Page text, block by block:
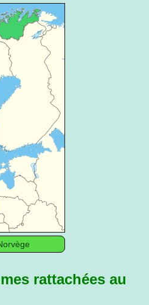
rattachées au